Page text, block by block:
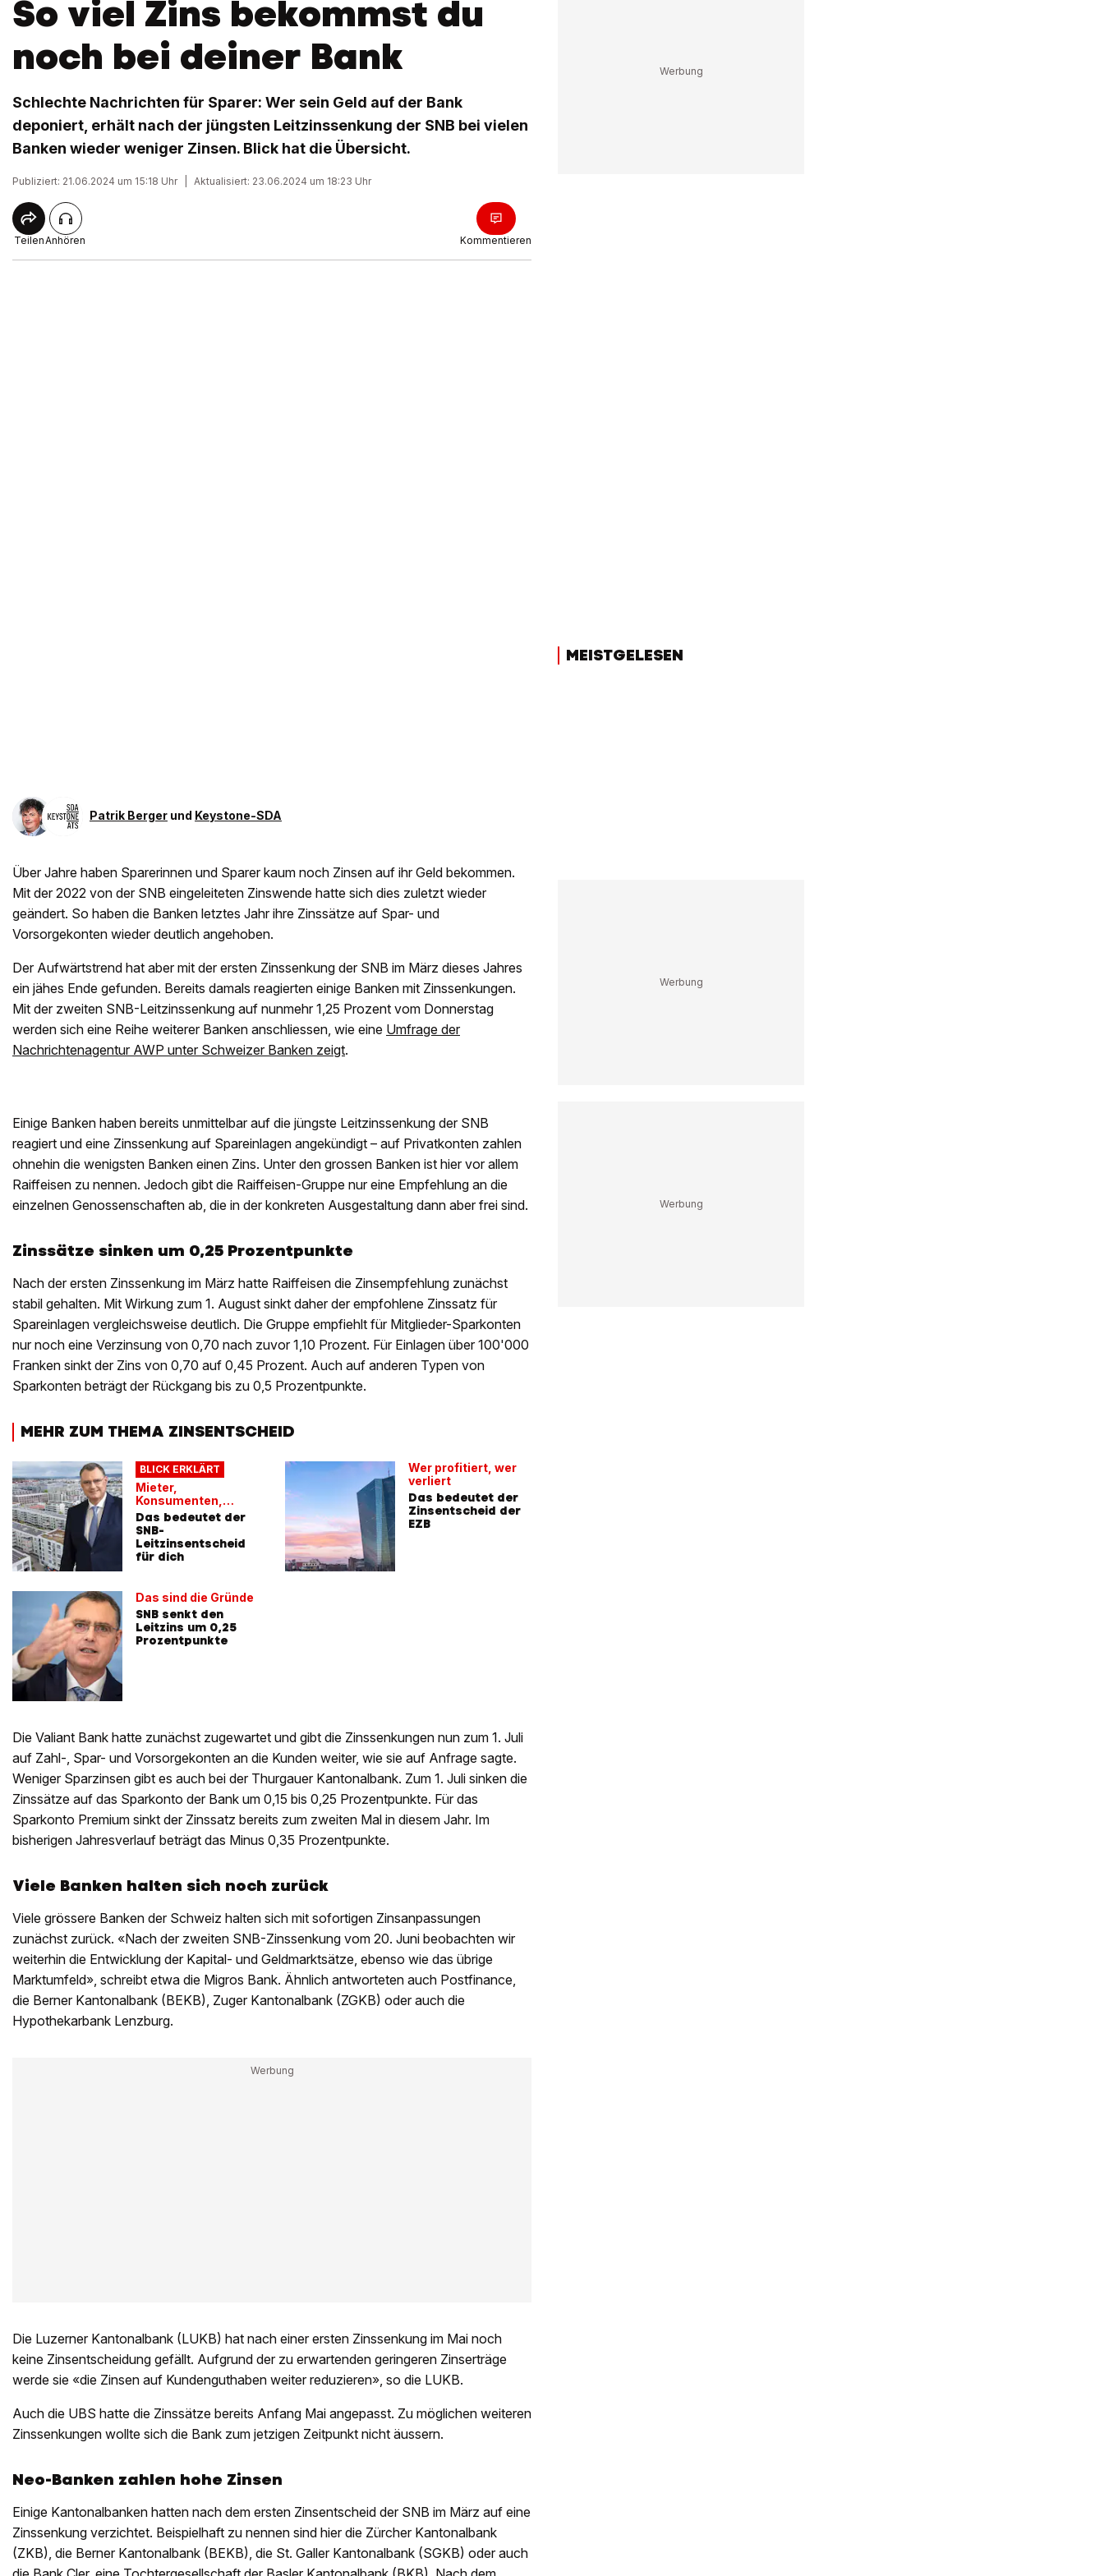
So viel Zins bekommst du
noch bei deiner Bank
Schlechte Nachrichten für Sparer: Wer sein Geld auf der Bank
deponiert, erhält nach der jüngsten Leitzinssenkung der SNB bei vielen
Banken wieder weniger Zinsen. Blick hat die Übersicht.
Publiziert: 21.06.2024 um 15:18 Uhr Aktualisiert: 23.06.2024 um 18:23 Uhr
TeilenAnhören Kommentieren
Patrik Berger und Keystone-SDA
Über Jahre haben Sparerinnen und Sparer kaum noch Zinsen auf ihr Geld bekommen.
Mit der 2022 von der SNB eingeleiteten Zinswende hatte sich dies zuletzt wieder
geändert. So haben die Banken letztes Jahr ihre Zinssätze auf Spar- und
Vorsorgekonten wieder deutlich angehoben.
Der Aufwärtstrend hat aber mit der ersten Zinssenkung der SNB im März dieses Jahres
ein jähes Ende gefunden. Bereits damals reagierten einige Banken mit Zinssenkungen.
Mit der zweiten SNB-Leitzinssenkung auf nunmehr 1,25 Prozent vom Donnerstag
werden sich eine Reihe weiterer Banken anschliessen, wie eine Umfrage der
Nachrichtenagentur AWP unter Schweizer Banken zeigt.
Einige Banken haben bereits unmittelbar auf die jüngste Leitzinssenkung der SNB
reagiert und eine Zinssenkung auf Spareinlagen angekündigt – auf Privatkonten zahlen
ohnehin die wenigsten Banken einen Zins. Unter den grossen Banken ist hier vor allem
Raiffeisen zu nennen. Jedoch gibt die Raiffeisen-Gruppe nur eine Empfehlung an die
einzelnen Genossenschaften ab, die in der konkreten Ausgestaltung dann aber frei sind.
Zinssätze sinken um 0,25 Prozentpunkte
Nach der ersten Zinssenkung im März hatte Raiffeisen die Zinsempfehlung zunächst
stabil gehalten. Mit Wirkung zum 1. August sinkt daher der empfohlene Zinssatz für
Spareinlagen vergleichsweise deutlich. Die Gruppe empfiehlt für Mitglieder-Sparkonten
nur noch eine Verzinsung von 0,70 nach zuvor 1,10 Prozent. Für Einlagen über 100'000
Franken sinkt der Zins von 0,70 auf 0,45 Prozent. Auch auf anderen Typen von
Sparkonten beträgt der Rückgang bis zu 0,5 Prozentpunkte.
MEHR ZUM THEMA ZINSENTSCHEID
BLICK ERKLÄRT
Mieter,
Konsumenten,
Sparer
Das bedeutet der
SNB-
Leitzinsentscheid
für dich
Das sind die Gründe
SNB senkt den
Leitzins um 0,25
Prozentpunkte
Wer profitiert, wer
verliert
Das bedeutet der
Zinsentscheid der
EZB
Die Valiant Bank hatte zunächst zugewartet und gibt die Zinssenkungen nun zum 1. Juli
auf Zahl-, Spar- und Vorsorgekonten an die Kunden weiter, wie sie auf Anfrage sagte.
Weniger Sparzinsen gibt es auch bei der Thurgauer Kantonalbank. Zum 1. Juli sinken die
Zinssätze auf das Sparkonto der Bank um 0,15 bis 0,25 Prozentpunkte. Für das
Sparkonto Premium sinkt der Zinssatz bereits zum zweiten Mal in diesem Jahr. Im
bisherigen Jahresverlauf beträgt das Minus 0,35 Prozentpunkte.
Viele Banken halten sich noch zurück
Viele grössere Banken der Schweiz halten sich mit sofortigen Zinsanpassungen
zunächst zurück. «Nach der zweiten SNB-Zinssenkung vom 20. Juni beobachten wir
weiterhin die Entwicklung der Kapital- und Geldmarktsätze, ebenso wie das übrige
Marktumfeld», schreibt etwa die Migros Bank. Ähnlich antworteten auch Postfinance,
die Berner Kantonalbank (BEKB), Zuger Kantonalbank (ZGKB) oder auch die
Hypothekarbank Lenzburg.
Die Luzerner Kantonalbank (LUKB) hat nach einer ersten Zinssenkung im Mai noch
keine Zinsentscheidung gefällt. Aufgrund der zu erwartenden geringeren Zinserträge
werde sie «die Zinsen auf Kundenguthaben weiter reduzieren», so die LUKB.
Auch die UBS hatte die Zinssätze bereits Anfang Mai angepasst. Zu möglichen weiteren
Zinssenkungen wollte sich die Bank zum jetzigen Zeitpunkt nicht äussern.
Neo-Banken zahlen hohe Zinsen
Einige Kantonalbanken hatten nach dem ersten Zinsentscheid der SNB im März auf eine
Zinssenkung verzichtet. Beispielhaft zu nennen sind hier die Zürcher Kantonalbank
(ZKB), die Berner Kantonalbank (BEKB), die St. Galler Kantonalbank (SGKB) oder auch
MEISTGELESEN